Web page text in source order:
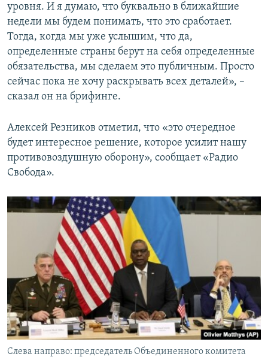
уровня. И я думаю, что буквально в ближайшие
недели мы будем понимать, что это сработает.
Тогда, когда мы уже услышим, что да,
определенные страны берут на себя определенные
обязательства, мы сделаем это публичным. Просто
сейчас пока не хочу раскрывать всех деталей», –
сказал он на брифинге.
Алексей Резников отметил, что «это очередное
будет интересное решение, которое усилит нашу
противовоздушную оборону», сообщает «Радио
Свобода».
Слева направо: председатель Объединенного комитета